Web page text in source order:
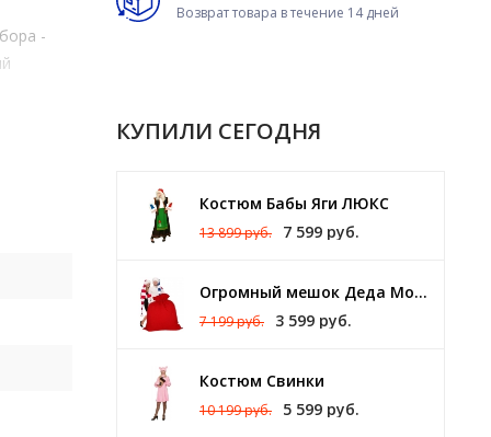
Возврат товара в течение 14 дней
КУПИЛИ СЕГОДНЯ
Костюм Бабы Яги ЛЮКС
13 899 руб. 7 599 руб.
Огромный мешок Деда Мороза 140 х 150 см
7 199 руб. 3 599 руб.
Костюм Свинки
10 199 руб. 5 599 руб.
-